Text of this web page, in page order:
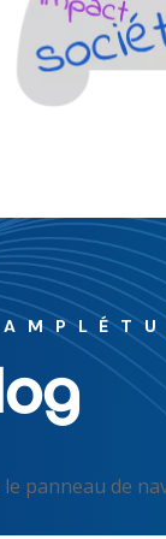
panneau de